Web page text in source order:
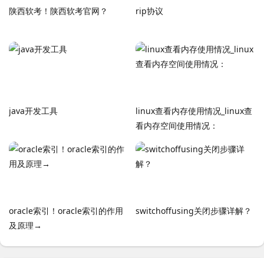
陕西软考！陕西软考官网？ rip协议
java开发工具
linux查看内存使用情况_linux查
看内存空间使用情况：
oracle索引！oracle索引的作用
及原理→
switchoffusing关闭步骤详解？